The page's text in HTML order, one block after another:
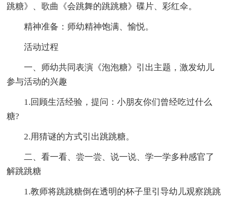
跳糖》、歌曲《会跳舞的跳跳糖》碟片、彩红伞。
精神准备：师幼精神饱满、愉悦。
活动过程
一、师幼共同表演《泡泡糖》引出主题，激发幼儿
参与活动的兴趣
1.回顾生活经验，提问：小朋友你们曾经吃过什么
糖?
2.用猜谜的方式引出跳跳糖。
二、看一看、尝一尝、说一说、学一学多种感官了
解跳跳糖
1.教师将跳跳糖倒在透明的杯子里引导幼儿观察跳跳